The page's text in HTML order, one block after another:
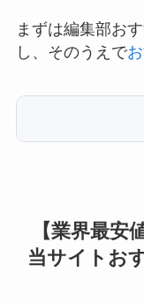
まずは編集部お
し、そのうえで
【業界最安
当サイトお